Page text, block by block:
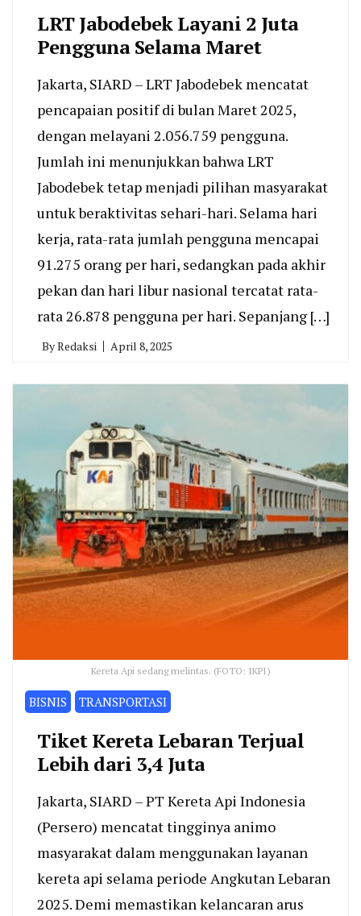
LRT Jabodebek Layani 2 Juta
Pengguna Selama Maret
Jakarta, SIARD – LRT Jabodebek mencatat
pencapaian positif di bulan Maret 2025,
dengan melayani 2.056.759 pengguna.
Jumlah ini menunjukkan bahwa LRT
Jabodebek tetap menjadi pilihan masyarakat
untuk beraktivitas sehari-hari. Selama hari
kerja, rata-rata jumlah pengguna mencapai
91.275 orang per hari, sedangkan pada akhir
pekan dan hari libur nasional tercatat rata-
rata 26.878 pengguna per hari. Sepanjang […]
ByRedaksi April 8, 2025
Kereta Api sedang melintas. (FOTO: IKPI)
BISNIS TRANSPORTASI
Tiket Kereta Lebaran Terjual
Lebih dari 3,4 Juta
Jakarta, SIARD – PT Kereta Api Indonesia
(Persero) mencatat tingginya animo
masyarakat dalam menggunakan layanan
kereta api selama periode Angkutan Lebaran
2025. Demi memastikan kelancaran arus